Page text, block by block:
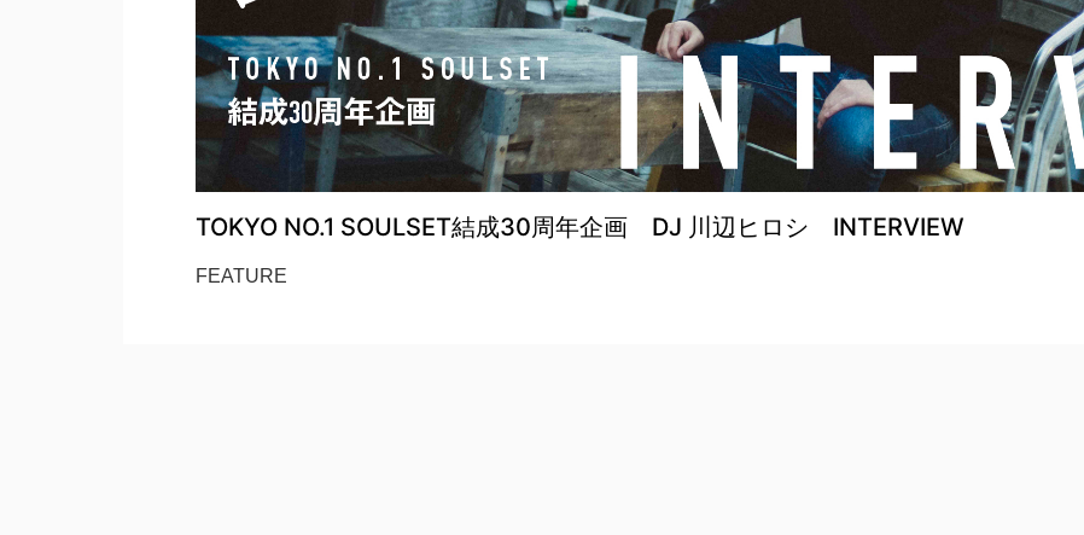
TOKYO NO.1 SOULSET結成30周年企画 DJ 川辺ヒロシ INTERVIEW
FEATURE